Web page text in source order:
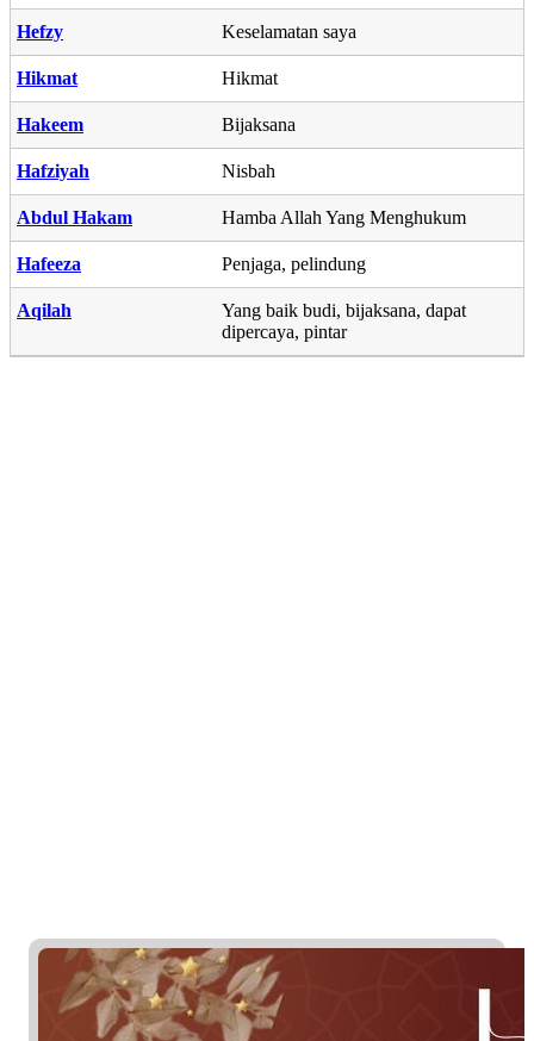
Hefzy Keselamatan saya
Hikmat Hikmat
Hakeem Bijaksana
Hafziyah Nisbah
Abdul Hakam Hamba Allah Yang Menghukum
Hafeeza Penjaga, pelindung
Aqilah
Yang baik budi, bijaksana, dapat
dipercaya, pintar